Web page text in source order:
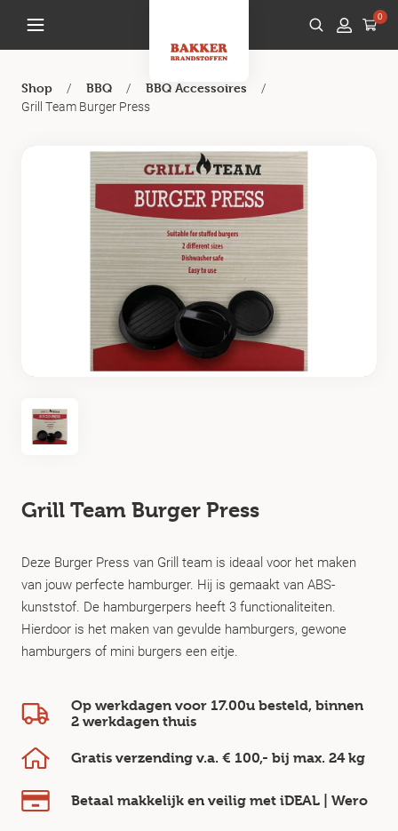
0
Shop / BBQ / BBQ Accessoires
/
Grill Team Burger Press
Grill Team Burger Press
Deze Burger Press van Grill team is ideaal voor het maken
van jouw perfecte hamburger. Hij is gemaakt van ABS-
kunststof. De hamburgerpers heeft 3 functionaliteiten.
Hierdoor is het maken van gevulde hamburgers, gewone
hamburgers of mini burgers een eitje.
Op werkdagen voor 17.00u besteld, binnen
2 werkdagen thuis
Gratis verzending v.a. € 100,- bij max. 24 kg
Betaal makkelijk en veilig met iDEAL | Wero